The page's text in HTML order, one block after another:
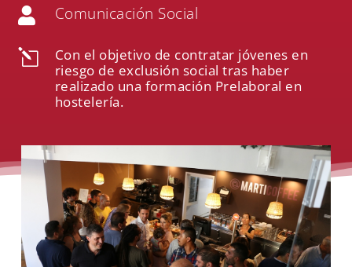
 Comunicación Social
l
Con el objetivo de contratar jóvenes en
riesgo de exclusión social tras haber
realizado una formación Prelaboral en
hostelería.